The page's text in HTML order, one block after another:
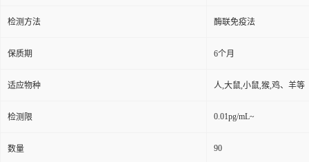
检测方法 酶联免疫法
保质期 6个月
适应物种 人,大鼠,小鼠,猴,鸡、羊等
检测限 0.01pg/mL~
数量 90